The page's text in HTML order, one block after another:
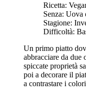
Ricetta:
Senza: Uova
Stagione:
Difficoltà:
Un primo piatto
abbracciare da due
spiccate proprietà
poi a decorare il
a contrastare i